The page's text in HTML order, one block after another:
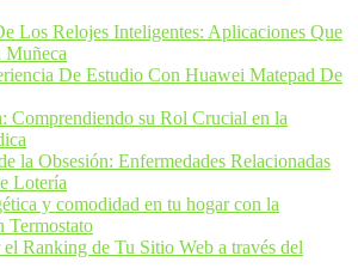
Los Relojes Inteligentes: Aplicaciones Que
Muñeca
De Estudio Con Huawei Matepad De
Comprendiendo su Rol Crucial en la
la Obsesión: Enfermedades Relacionadas
Lotería
y comodidad en tu hogar con la
Termostato
Ranking de Tu Sitio Web a través del